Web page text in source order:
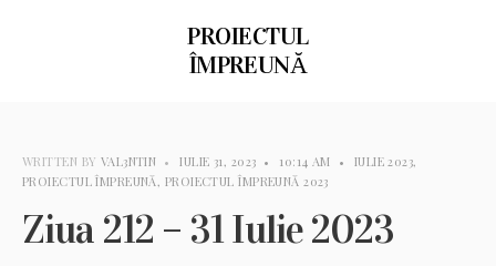
PROIECTUL
ÎMPREUNĂ
WRITTEN BY VAL3NTIN • IULIE 31, 2023 • 10:14 AM • IULIE 2023,
PROIECTUL ÎMPREUNĂ, PROIECTUL ÎMPREUNĂ 2023
Ziua 212 – 31 Iulie 2023